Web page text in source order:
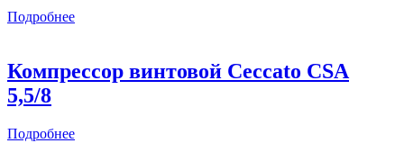
Подробнее
Компрессор винтовой Ceccato CSА
5,5/8
Подробнее